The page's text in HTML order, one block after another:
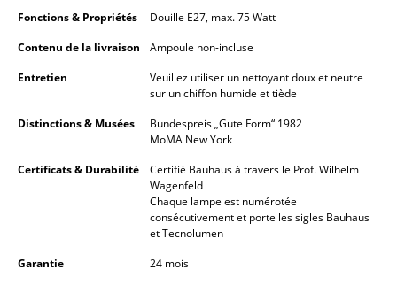
Luminaires
Lampes de bureau
Lampadaires et Liseuses
Appliques murales
Fonctions & Propriétés
Douille E27, max. 75 Watt
Contenu de la livraison
Ampoule non-incluse
Entretien
Veuillez utiliser un nettoyant doux et neutre
sur un chiffon humide et tiède
Distinctions & Musées
Bundespreis „Gute Form“ 1982
MoMA New York
Certificats & Durabilité
Certifié Bauhaus à travers le Prof. Wilhelm
Wagenfeld
Chaque lampe est numérotée
consécutivement et porte les sigles Bauhaus
et Tecnolumen
Garantie
24 mois